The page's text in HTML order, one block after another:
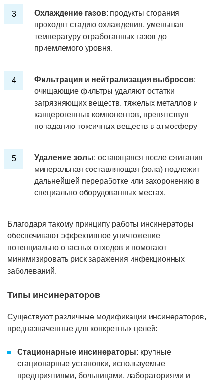
Охлаждение газов: продукты сгорания
проходят стадию охлаждения, уменьшая
температуру отработанных газов до
приемлемого уровня.
Фильтрация и нейтрализация выбросов:
очищающие фильтры удаляют остатки
загрязняющих веществ, тяжелых металлов и
канцерогенных компонентов, препятствуя
попаданию токсичных веществ в атмосферу.
Удаление золы: остающаяся после сжигания
минеральная составляющая (зола) подлежит
дальнейшей переработке или захоронению в
специально оборудованных местах.
Благодаря такому принципу работы инсинераторы
обеспечивают эффективное уничтожение
потенциально опасных отходов и помогают
минимизировать риск заражения инфекционных
заболеваний.
Типы инсинераторов
Существуют различные модификации инсинераторов,
предназначенные для конкретных целей:
Стационарные инсинераторы: крупные
стационарные установки, используемые
предприятиями, больницами, лабораториями и